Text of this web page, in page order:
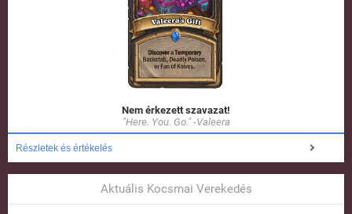
Nem érkezett szavazat!
"Here. You. Go." -Valeera
Részletek és értékelés
Aktuális Kocsmai Verekedés